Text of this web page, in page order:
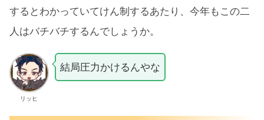
するとわかっていてけん制するあたり、今年もこの二
人はバチバチするんでしょうか。
リッヒ
結局圧力かけるんやな